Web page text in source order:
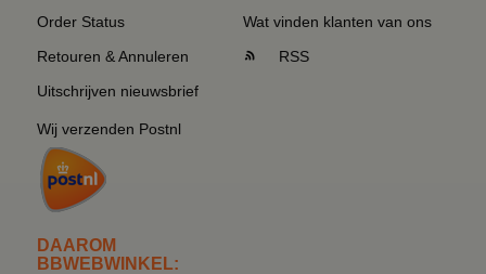
Order Status
Retouren & Annuleren
Uitschrijven nieuwsbrief
Wij verzenden Postnl
DAAROM
BBWEBWINKEL:
Wat vinden klanten van ons
RSS